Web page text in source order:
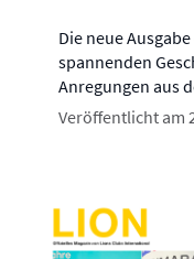
Die neue
spannenden
Anregungen aus
Veröffentlicht am